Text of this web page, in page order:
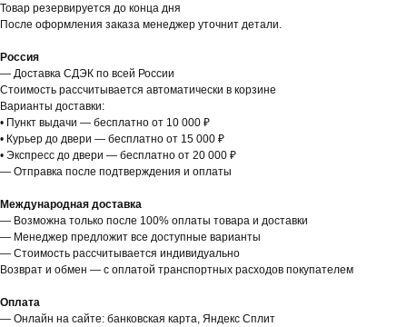
Товар резервируется до конца дня
После оформления заказа менеджер уточнит детали.
Россия
— Доставка СДЭК по всей России
Стоимость рассчитывается автоматически в корзине
Варианты доставки:
• Пункт выдачи — бесплатно от 10 000 ₽
• Курьер до двери — бесплатно от 15 000 ₽
• Экспресс до двери — бесплатно от 20 000 ₽
— Отправка после подтверждения и оплаты
Международная доставка
— Возможна только после 100% оплаты товара и доставки
— Менеджер предложит все доступные варианты
— Стоимость рассчитывается индивидуально
Возврат и обмен — с оплатой транспортных расходов покупателем
Оплата
— Онлайн на сайте: банковская карта, Яндекс Сплит